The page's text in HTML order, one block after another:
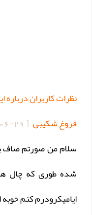
نظرات کاربران درباره
فروغ شکیبی [
29
سلام من صورتم صاف
شده طوری که چال
ایامیکرودرم کنم خوبه